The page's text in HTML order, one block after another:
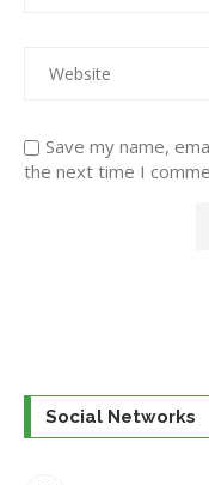
Save my name,
the next time I
Social Networks